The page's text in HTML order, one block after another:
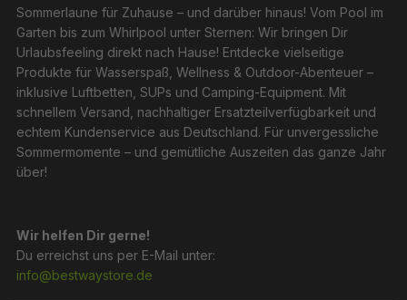
Einfacher Aufbau und müheloser Transport
Dank flacher Ventile lassen sich die Luftkissen schnell
aufpumpen und individuell anpassen. Nach Gebrauch
lassen sie sich ebenso leicht entleeren und platzsparend
verstauen. Mit Gewichten ab nur 96 Gramm und einem
minimalen Packmaß passen die Kissen mühelos in jeden
Rucksack oder jede Reisetasche.
wo immer Du bist – ob auf Reisen, beim Camping oder
zu Hause. Leicht, robust und maximal komfortabel: Dein
neues Lieblingskissen wartet schon!
Sommerlaune für Zuhause – und darüber hinaus! Vom Pool im
Garten bis zum Whirlpool unter Sternen: Wir bringen Dir
Urlaubsfeeling direkt nach Hause! Entdecke vielseitige
Produkte für Wasserspaß, Wellness & Outdoor-Abenteuer –
inklusive Luftbetten, SUPs und Camping-Equipment. Mit
schnellem Versand, nachhaltiger Ersatzteilverfügbarkeit und
echtem Kundenservice aus Deutschland. Für unvergessliche
Sommermomente – und gemütliche Auszeiten das ganze Jahr
über!
Wir helfen Dir gerne!
Du erreichst uns per E-Mail unter:
info@bestwaystore.de